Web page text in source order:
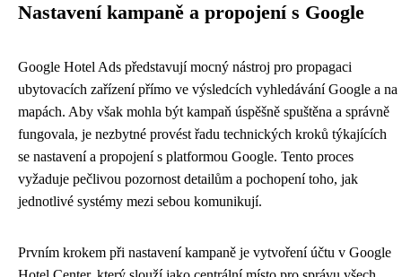
Nastavení kampaně a propojení s Google
Google Hotel Ads představují mocný nástroj pro propagaci
ubytovacích zařízení přímo ve výsledcích vyhledávání Google a na
mapách. Aby však mohla být kampaň úspěšně spuštěna a správně
fungovala, je nezbytné provést řadu technických kroků týkajících
se nastavení a propojení s platformou Google. Tento proces
vyžaduje pečlivou pozornost detailům a pochopení toho, jak
jednotlivé systémy mezi sebou komunikují.
Prvním krokem při nastavení kampaně je vytvoření účtu v Google